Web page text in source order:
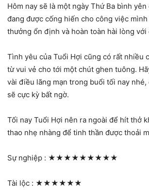
Hôm nay sẽ là một ngày Thứ Ba bình yên
đang được cống hiến cho công việc
thưởng ổn định và hoàn toàn hài lòng với
Tình yêu của Tuổi Hợi cũng có rất nhiều
từ vui vẻ cho tới một chút ghen tuông.
vài điều lãng mạn trong buổi tối nay nhé,
sẽ cực kỳ bất ngờ.
Tối nay Tuổi Hợi nên ra ngoài để hít thở
thao nhẹ nhàng để tinh thần được thoải
Sự nghiệp : ★★★★★★★★★
Tài lộc : ★★★★★★